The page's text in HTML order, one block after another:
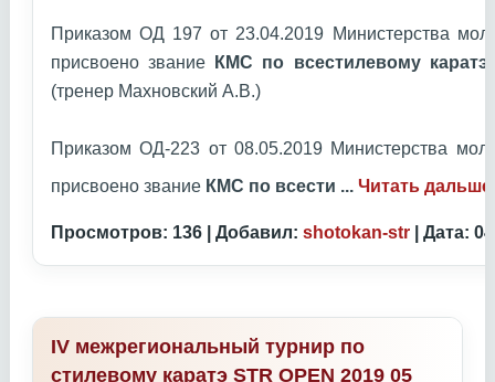
Приказом ОД 197 от 23.04.2019 Министерства
присвоено звание
КМС по всестилевому каратэ
(тренер Махновский А.В.)
Приказом ОД-223 от 08.05.2019 Министерства
присвоено звание КМС по всести ... Читать дальше
Просмотров: 136 | Добавил: shotokan-str | Дата:
IV межрегиональный турнир по
стилевому каратэ STR OPEN 2019 05